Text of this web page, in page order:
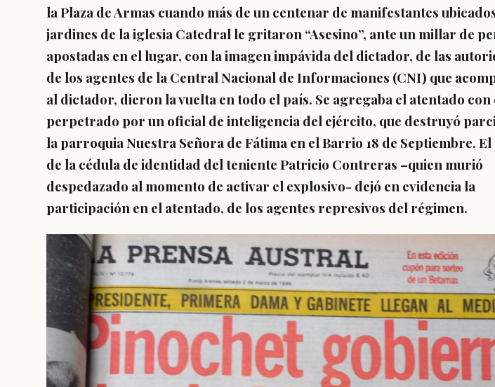
la Plaza de Armas cuando más de un centenar de manifestantes
jardines de la iglesia Catedral le gritaron “Asesino”, ante un millar de
apostadas en el lugar, con la imagen impávida del dictador, de las
de los agentes de la Central Nacional de Informaciones (CNI) que
al dictador, dieron la vuelta en todo el país. Se agregaba el atentado
perpetrado por un oficial de inteligencia del ejército, que destruyó
la parroquia Nuestra Señora de Fátima en el Barrio 18 de Septiembre.
de la cédula de identidad del teniente Patricio Contreras –quien murió
despedazado al momento de activar el explosivo- dejó en evidencia la
participación en el atentado, de los agentes represivos del régimen.